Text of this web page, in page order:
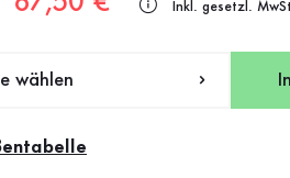
Inkl. gesetzl.
wählen